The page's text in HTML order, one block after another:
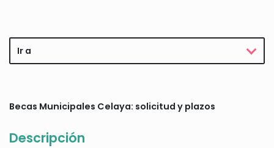
Ir a
Becas Municipales Celaya: solicitud y plazos
Descripción